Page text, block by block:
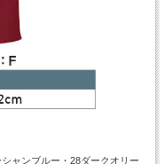
ャンブルー・28ダークオリー